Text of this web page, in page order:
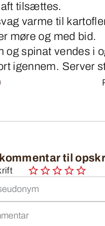
tilsættes.
varme til
møre og med bid.
og spinat vendes i
igennem. Server
til